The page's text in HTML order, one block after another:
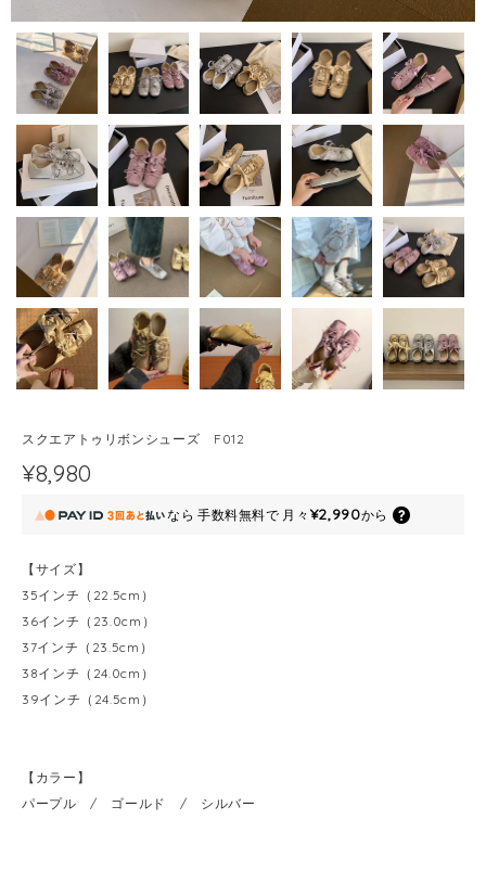
スクエアトゥリボンシューズ F012
¥8,980
なら 手数料無料で 月々 ¥2,990から
【サイズ】
35インチ（22.5cm）
36インチ（23.0cm）
37インチ（23.5cm）
38インチ（24.0cm）
39インチ（24.5cm）
【カラー】
パープル / ゴールド / シルバー